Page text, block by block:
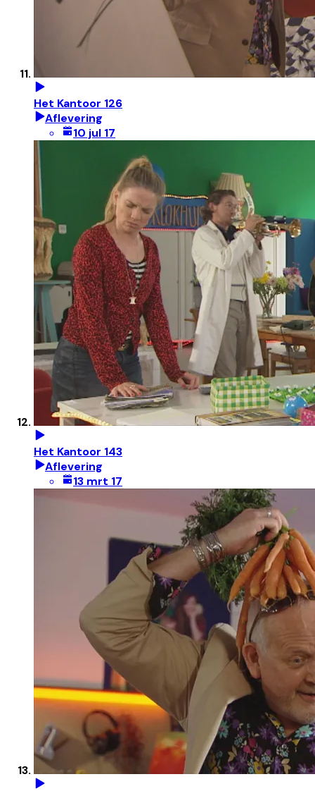
Het Kantoor 126
Aflevering
10 jul 17
Het Kantoor 143
Aflevering
13 mrt 17